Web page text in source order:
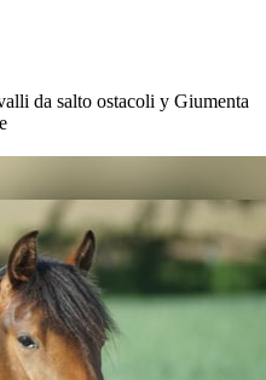
da salto ostacoli y Giumenta